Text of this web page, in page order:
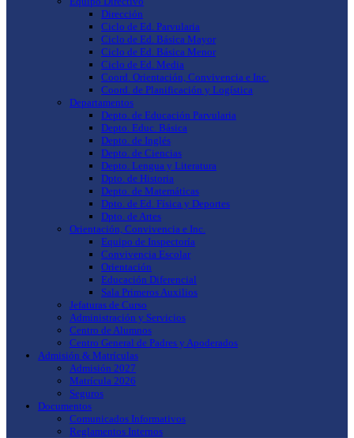
Dirección
Ciclo de Ed. Parvularia
Ciclo de Ed. Básica Mayor
Ciclo de Ed. Básica Menor
Ciclo de Ed. Media
Coord. Orientación, Convivencia e Inc.
Coord. de Planificación y Logística
Departamentos
Depto. de Educación Parvularia
Depto. Educ. Básica
Depto. de Inglés
Depto. de Ciencias
Depto. Lengua y Literatura
Dpto. de Historia
Depto. de Matemáticas
Dpto. de Ed. Física y Deportes
Dpto. de Artes
Orientación, Convivencia e Inc.
Equipo de Inspectoría
Convivencia Escolar
Orientación
Educación Diferencial
Sala Primeros Auxilios
Jefaturas de Curso
Administración y Servicios
Centro de Alumnos
Centro General de Padres y Apoderados
Admisión & Matrículas
Admisión 2027
Matrícula 2026
Seguros
Documentos
Comunicados Informativos
Reglamentos Internos